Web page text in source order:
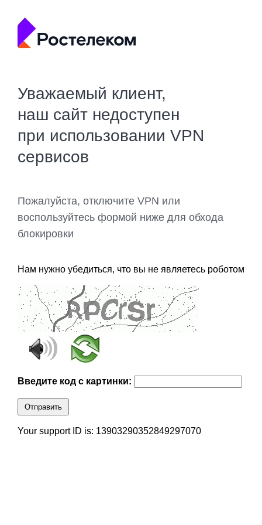
Уважаемый клиент,
наш сайт недоступен
при использовании VPN
сервисов
Пожалуйста, отключите VPN или
воспользуйтесь формой ниже для обхода
блокировки
Нам нужно убедиться, что вы не являетесь роботом
Введите код с картинки:
Отправить
Your support ID is: 13903290352849297070